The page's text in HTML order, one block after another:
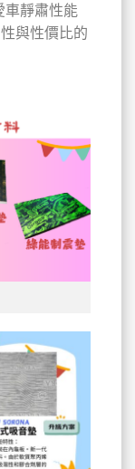
車靜肅性能
與性價比的